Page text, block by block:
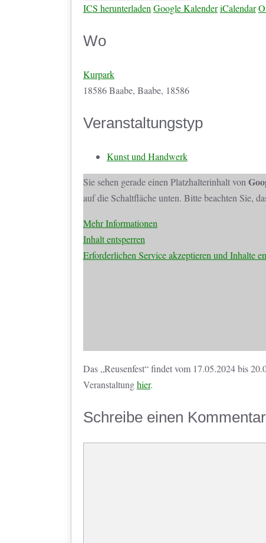
ICS herunterladen Google Kalender iCalendar
Wo
Kurpark
18586 Baabe, Baabe, 18586
Veranstaltungstyp
Kunst und Handwerk
Sie sehen gerade einen Platzhalterinhalt von
auf die Schaltfläche unten. Bitte beachten Sie,
Mehr Informationen
Inhalt entsperren
Erforderlichen Service akzeptieren und Inhalte
Das „Reusenfest“ findet vom 17.05.2024 bis
Veranstaltunghier.
Schreibe einen Kommentar